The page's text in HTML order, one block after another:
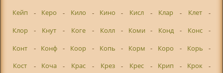
Кейп
- Керо - Кило - Кино - Кисл - Клар - Клет
-
Клор
- Кнут - Коге - Колл - Коми - Конд - Конс
-
Конт
- Конф - Коор - Копь - Корм - Коро - Корь
-
Кост
- Коча - Крас - Крез - Крес - Крип - Крок
-